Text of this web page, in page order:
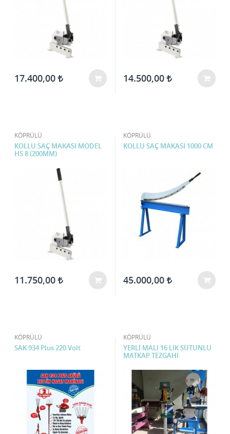
17.400,00 14.500,00
KÖPRÜLÜ
KOLLU SAÇ MAKASI MODEL
HS 8 (200MM)
11.750,00
KÖPRÜLÜ
KOLLU SAÇ MAKASI 1000 CM
45.000,00
KÖPRÜLÜ
SAK 934 Plus 220 Volt
KÖPRÜLÜ
YERLİ MALI 16 LIK SÜTUNLU
MATKAP TEZGAHI